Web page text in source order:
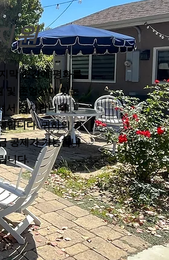
원
막 순간에 평화를
및 존엄성이 있는
서 감사합니다.
입니다. 귀하의 기
공제가 가능합니
니다.